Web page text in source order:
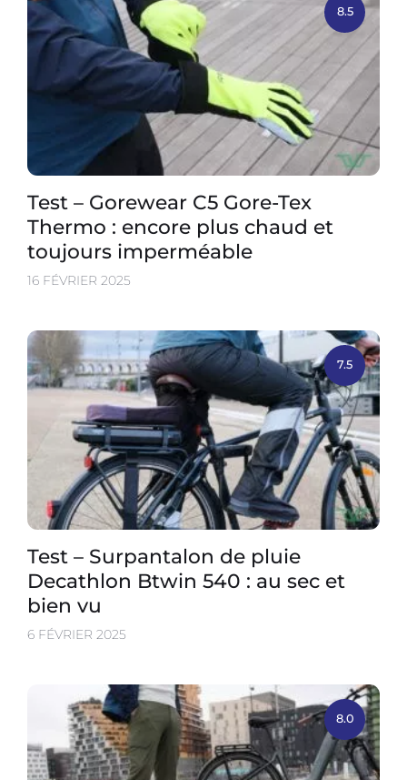
8.5
Test – Gorewear C5 Gore-Tex
Thermo : encore plus chaud et
toujours imperméable
16 FÉVRIER 2025
7.5
Test – Surpantalon de pluie
Decathlon Btwin 540 : au sec et
bien vu
6 FÉVRIER 2025
8.0